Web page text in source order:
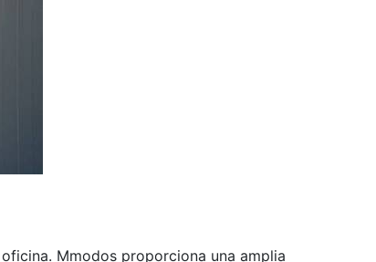
Mmodos proporciona una amplia